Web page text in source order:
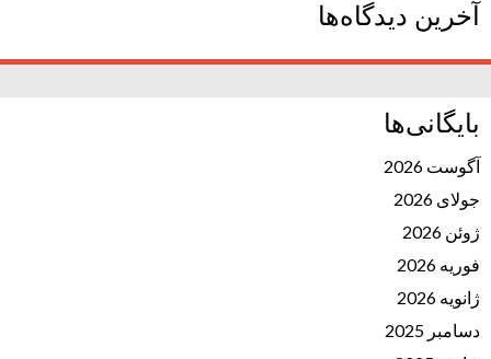
آخرین دیدگاه‌ها
بایگانی‌ها
آگوست 2026
جولای 2026
ژوئن 2026
فوریه 2026
ژانویه 2026
دسامبر 2025